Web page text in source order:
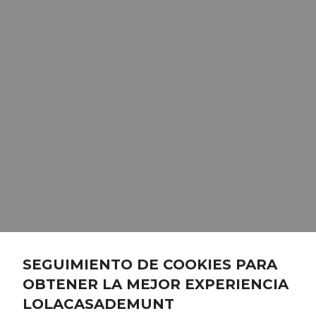
SEGUIMIENTO DE COOKIES PARA
OBTENER LA MEJOR EXPERIENCIA
LOLACASADEMUNT